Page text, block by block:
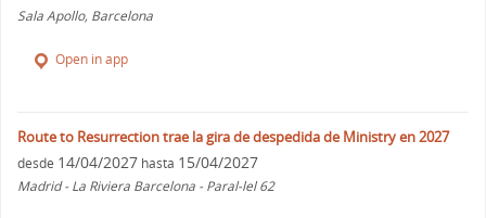
Sala Apollo, Barcelona
Open in app
Route to Resurrection trae la gira de despedida de Ministry en 2027
desde 14/04/2027 hasta 15/04/2027
Madrid - La Riviera Barcelona - Paral-lel 62